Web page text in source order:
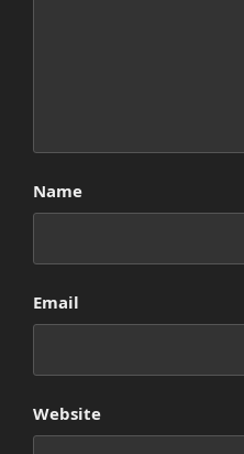
Name
Email
Website